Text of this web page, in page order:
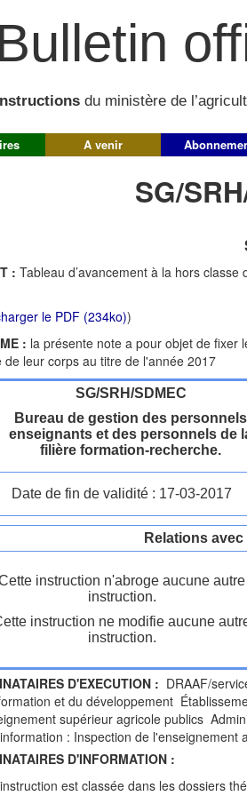
Bulletin
Instructions du ministère de
A venir
SG/
: Tableau d’avancement à la hors
le PDF (234ko))
: la présente note a pour objet de fixer
de leur corps au titre de l'année 2017
SG/SRH/SDMEC
Bureau de gestion des personnels
enseignants et des personnels de
filière formation-recherche.
Date de fin de validité : 17-03-2017
Relations
instruction n'abroge aucune autre
instruction.
instruction ne modifie aucune
instruction.
D'EXECUTION : DRAAF/
et du développement
supérieur agricole publics
: Inspection de
D'INFORMATION :
est classée dans les dossiers